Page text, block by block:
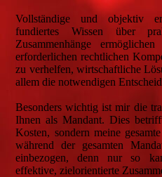
Vollständige und objektiv
fundiertes Wissen über
Zusammenhänge
erforderlichen rechtlichen
zu verhelfen, wirtschaftliche
allem die notwendigen
Besonders wichtig ist mir die
Ihnen als Mandant. Dies
Kosten, sondern meine
während der gesamten
einbezogen, denn nur so
effektive, zielorientierte